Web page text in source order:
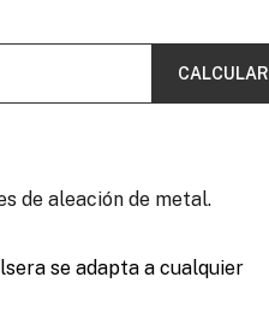
CALCULAR
de aleación de metal.
se adapta a cualquier